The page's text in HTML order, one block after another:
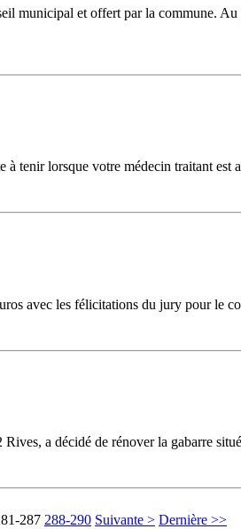
municipal et offert par la commune.
tenir lorsque votre médecin traitant est
avec les félicitations du jury pour le
a décidé de rénover la gabarre
287 288-290 Suivante > Dernière >>